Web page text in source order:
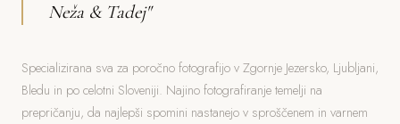
Neža & Tadej"
Specializirana sva za poročno fotografijo v Zgornje Jezersko, Ljubljani,
Bledu in po celotni Sloveniji. Najino fotografiranje temelji na
prepričanju, da najlepši spomini nastanejo v sproščenem in varnem